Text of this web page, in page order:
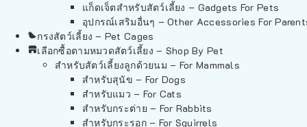
แก็ดเจ็ตสำหรับสัตว์เลี้ยง – Gadgets For Pets
อุปกรณ์เสริมอื่นๆ – Other Accessories For
กรงสัตว์เลี้ยง – Pet Cages
เลือกซื้อตามหมวดสัตว์เลี้ยง – Shop By Pet
สำหรับสัตว์เลี้ยงลูกด้วยนม – For Mammals
สำหรับสุนัข – For Dogs
สำหรับแมว – For Cats
สำหรับกระต่าย – For Rabbits
สำหรับกระรอก – For Squirrels